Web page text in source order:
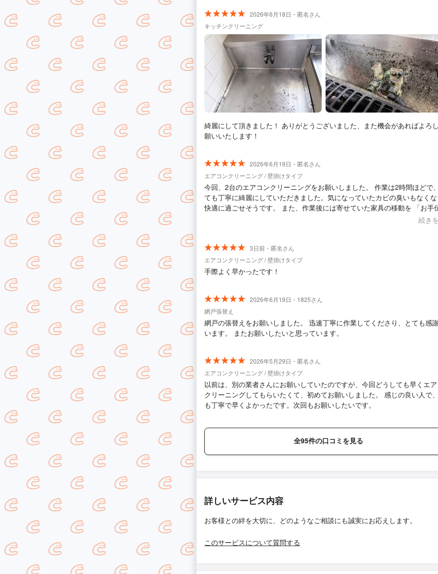
2026年6月18日・匿名さん
キッチンクリーニング
綺麗にして頂きました！ ありがとうございました、また機会があればよろ
願いいたします！
2026年6月19日・匿名さん
エアコンクリーニング / 壁掛けタイプ
今回、2台のエアコンクリーニングをお願いしました。 作業は2時間ほどで
ても丁寧に綺麗にしていただきました。気になっていたカビの臭いもなく
快適に過ごせそうです。 また、作業後には寄せていた家具の移動を 「お手
しましょうか」と声をかけてくださり、とても助かりました。またぜひお
続き
3日前・匿名さん
エアコンクリーニング / 壁掛けタイプ
手際よく早かったです！
2026年6月19日・1825さん
網戸張替え
網戸の張替えをお願いしました。 迅速丁寧に作業してくださり、とても感
います。 またお願いしたいと思っています。
2026年5月29日・匿名さん
エアコンクリーニング / 壁掛けタイプ
以前は、別の業者さんにお願いしていたのですが、今回どうしても早くエ
クリーニングしてもらいたくて、初めてお願いしました。 感じの良い人で
も丁寧で早くよかったです。次回もお願いしたいです。
全95件の口コミを見る
詳しいサービス内容
お客様との絆を大切に、どのようなご相談にも誠実にお応えします。
このサービスについて質問する